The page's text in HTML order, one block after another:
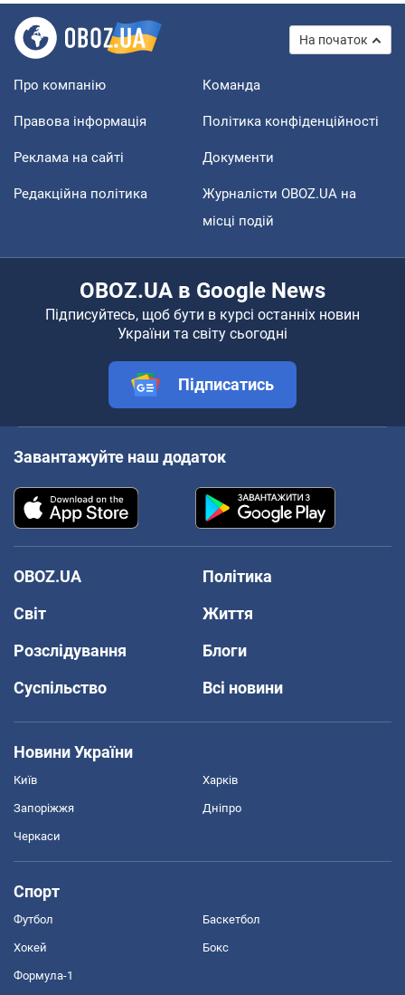
На початок
Про компанію Команда
Правова інформація Політика конфіденційності
Реклама на сайті Документи
Редакційна політика
Журналісти OBOZ.UA на
місці подій
OBOZ.UA в Google News
Підписуйтесь, щоб бути в курсі останніх новин
України та світу сьогодні
Підписатись
Завантажуйте наш додаток
OBOZ.UA
Політика
Світ
Життя
Розслідування
Блоги
Суспільство
Всі новини
Новини України
Київ Харків
Запоріжжя Дніпро
Черкаси
Спорт
Футбол Баскетбол
Хокей Бокс
Формула-1